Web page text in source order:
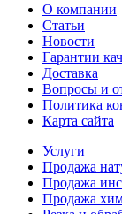
О компании
Статьи
Новости
Гарантии
Доставка
Вопросы и
Политика
Карта сайта
Услуги
Продажа
Продажа
Продажа